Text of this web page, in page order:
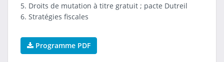
5. Droits de mutation à titre gratuit ; pacte Dutreil
6. Stratégies fiscales
Programme PDF